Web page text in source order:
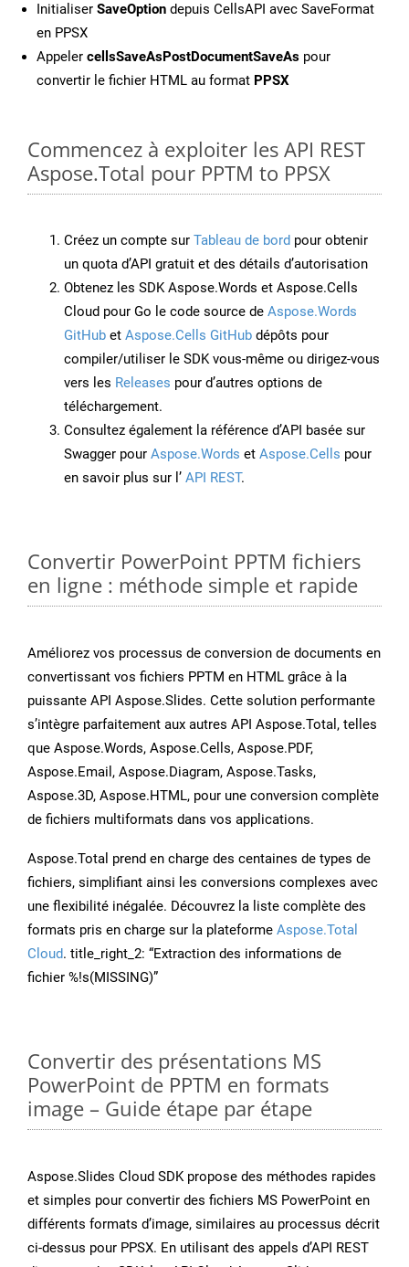
Initialiser SaveOption depuis CellsAPI avec SaveFormat
en PPSX
Appeler cellsSaveAsPostDocumentSaveAs pour
convertir le fichier HTML au format PPSX
Commencez à exploiter les API REST
Aspose.Total pour PPTM to PPSX
Créez un compte sur Tableau de bord pour obtenir
un quota d’API gratuit et des détails d’autorisation
Obtenez les SDK Aspose.Words et Aspose.Cells
Cloud pour Go le code source de Aspose.Words
GitHub et Aspose.Cells GitHub dépôts pour
compiler/utiliser le SDK vous-même ou dirigez-vous
vers les Releases pour d’autres options de
téléchargement.
Consultez également la référence d’API basée sur
Swagger pour Aspose.Words et Aspose.Cells pour
en savoir plus sur l’ API REST.
Convertir PowerPoint PPTM fichiers
en ligne : méthode simple et rapide
Améliorez vos processus de conversion de documents en
convertissant vos fichiers PPTM en HTML grâce à la
puissante API Aspose.Slides. Cette solution performante
s’intègre parfaitement aux autres API Aspose.Total, telles
que Aspose.Words, Aspose.Cells, Aspose.PDF,
Aspose.Email, Aspose.Diagram, Aspose.Tasks,
Aspose.3D, Aspose.HTML, pour une conversion complète
de fichiers multiformats dans vos applications.
Aspose.Total prend en charge des centaines de types de
fichiers, simplifiant ainsi les conversions complexes avec
une flexibilité inégalée. Découvrez la liste complète des
formats pris en charge sur la plateforme Aspose.Total
Cloud. title_right_2: “Extraction des informations de
fichier %!s(MISSING)”
Convertir des présentations MS
PowerPoint de PPTM en formats
image – Guide étape par étape
Aspose.Slides Cloud SDK propose des méthodes rapides
et simples pour convertir des fichiers MS PowerPoint en
différents formats d’image, similaires au processus décrit
ci-dessus pour PPSX. En utilisant des appels d’API REST